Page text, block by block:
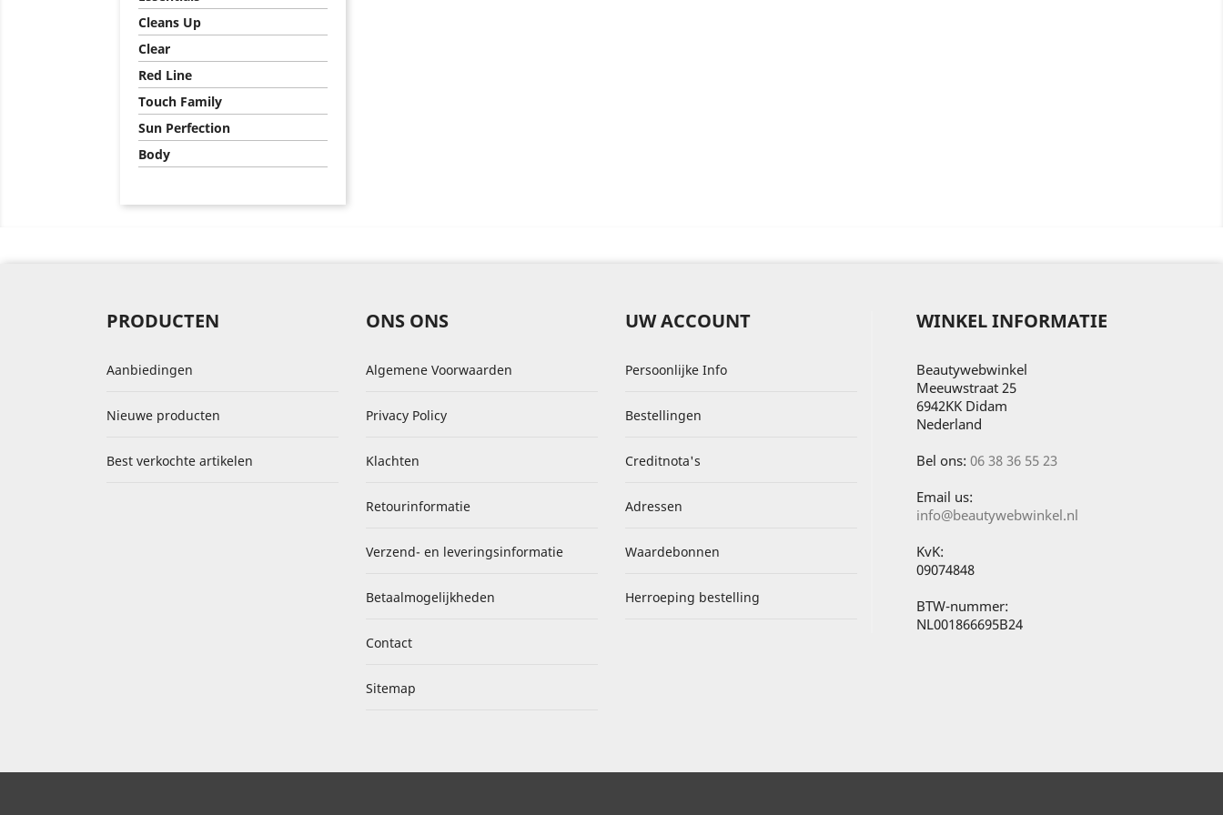
Cleans Up
Clear
Red Line
Touch Family
Sun Perfection
Body
PRODUCTEN
Aanbiedingen
Nieuwe producten
Best verkochte artikelen
ONS ONS
Algemene Voorwaarden
Privacy Policy
Klachten
Retourinformatie
Verzend- en leveringsinformatie
Betaalmogelijkheden
Contact
Sitemap
UW ACCOUNT
Persoonlijke Info
Bestellingen
Creditnota's
Adressen
Waardebonnen
Herroeping bestelling
WINKEL INFORMATIE
Beautywebwinkel
Meeuwstraat 25
6942KK Didam
Nederland
Bel ons: 06 38 36 55 23
Email us:
info@beautywebwinkel.nl
KvK:
09074848
BTW-nummer:
NL001866695B24